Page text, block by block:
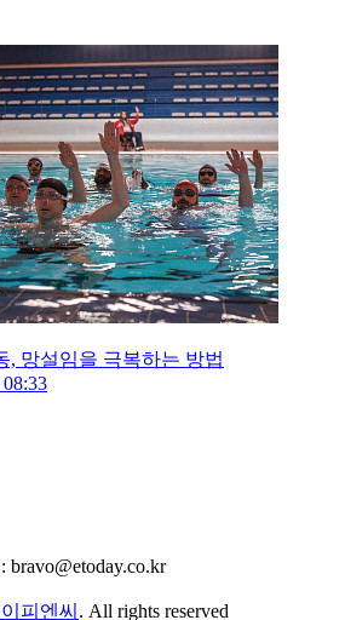
, 망설임을 극복하는 방법
피엔씨 . All rights reserved